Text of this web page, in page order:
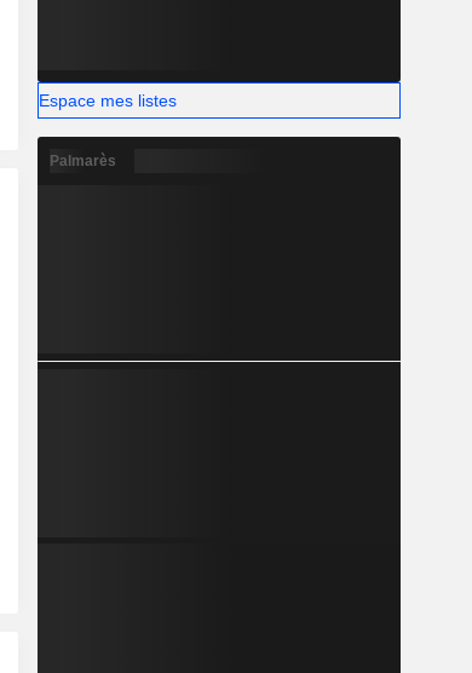
Espace mes listes
Palmarès